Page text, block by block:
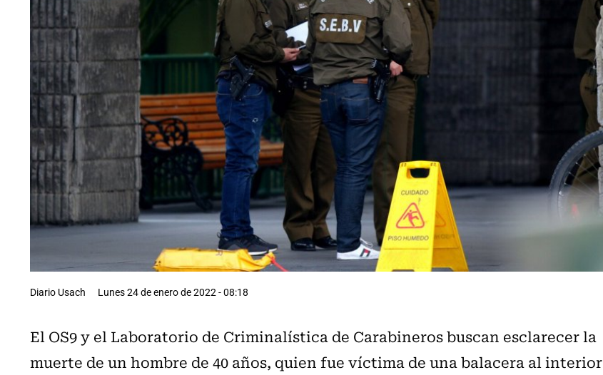
Diario Usach Lunes 24 de enero de 2022 - 08:18
El OS9 y el Laboratorio de Criminalística de Carabineros buscan esclarecer la
muerte de un hombre de 40 años, quien fue víctima de una balacera al interior